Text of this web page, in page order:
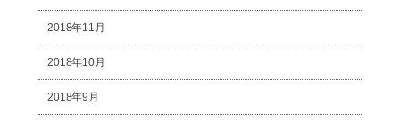
2018年11月
2018年10月
2018年9月